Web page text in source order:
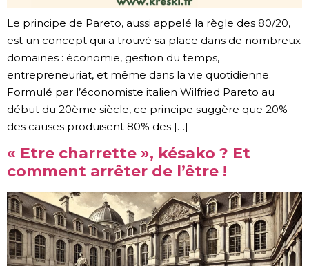
Le principe de Pareto, aussi appelé la règle des 80/20,
est un concept qui a trouvé sa place dans de nombreux
domaines : économie, gestion du temps,
entrepreneuriat, et même dans la vie quotidienne.
Formulé par l’économiste italien Wilfried Pareto au
début du 20ème siècle, ce principe suggère que 20%
des causes produisent 80% des […]
« Etre charrette », késako ? Et
comment arrêter de l’être !